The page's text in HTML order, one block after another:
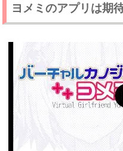
ヨメミのアプリは期